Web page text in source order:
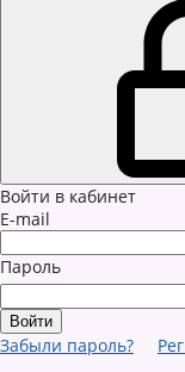
Войти в кабинет
E-mail
Пароль
Забыли пароль?